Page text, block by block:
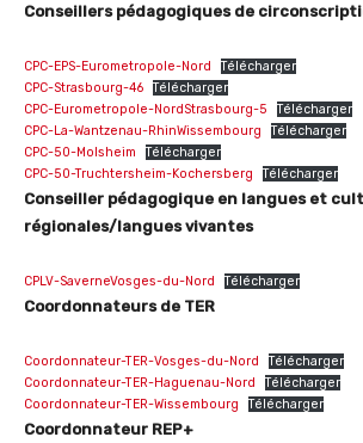
Conseillers pédagogiques de
CPC-EPS-Eurometropole-Nord
Télécharger
CPC-Strasbourg-46
Télécharger
CPC-Eurometropole-NordStrasbourg-5
Télécharger
CPC-La-Wantzenau-RhinWissembourg
Télécharger
CPC-50-Molsheim
Télécharger
CPC-50-Truchtersheim-Kochersberg
Télécharger
Conseiller pédagogique en langues et
régionales/langues vivantes
CPLV-SaverneVosges-du-Nord Télécharger
Coordonnateurs de TER
Coordonnateur-TER-Vosges-du-Nord
Télécharger
Coordonnateur-TER-Haguenau-Nord
Télécharger
Coordonnateur-TER-Wissembourg
Télécharger
Coordonnateur REP+